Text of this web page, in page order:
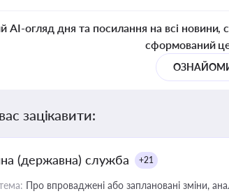
AI-огляд дня та посилання на всі новини,
сформований
зацікавити:
(державна) служба +21
Про впроваджені або заплановані зміни,